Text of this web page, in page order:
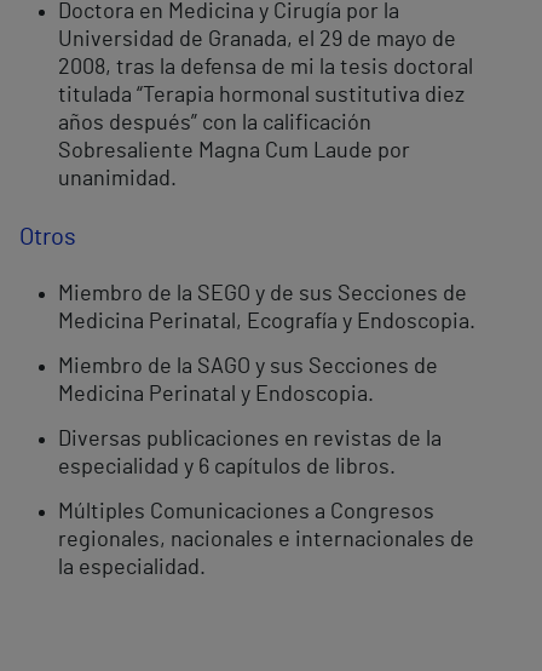
Doctora en Medicina y Cirugía por la
Universidad de Granada, el 29 de mayo de
2008, tras la defensa de mi la tesis doctoral
titulada “Terapia hormonal sustitutiva diez
años después” con la calificación
Sobresaliente Magna Cum Laude por
unanimidad.
Otros
Miembro de la SEGO y de sus Secciones de
Medicina Perinatal, Ecografía y Endoscopia.
Miembro de la SAGO y sus Secciones de
Medicina Perinatal y Endoscopia.
Diversas publicaciones en revistas de la
especialidad y 6 capítulos de libros.
Múltiples Comunicaciones a Congresos
regionales, nacionales e internacionales de
la especialidad.